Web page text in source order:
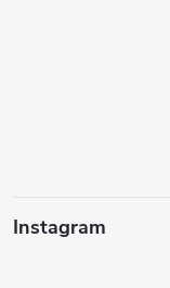
Instagram